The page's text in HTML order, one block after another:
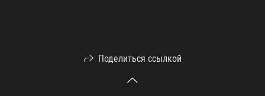
Поделиться ссылкой